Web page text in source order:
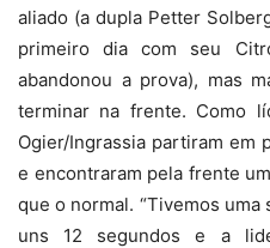
aliado (a dupla Petter
primeiro dia com seu
abandonou a prova), mas
terminar na frente. Como
Ogier/Ingrassia partiram em
e encontraram pela frente
que o normal. “Tivemos
uns 12 segundos e a